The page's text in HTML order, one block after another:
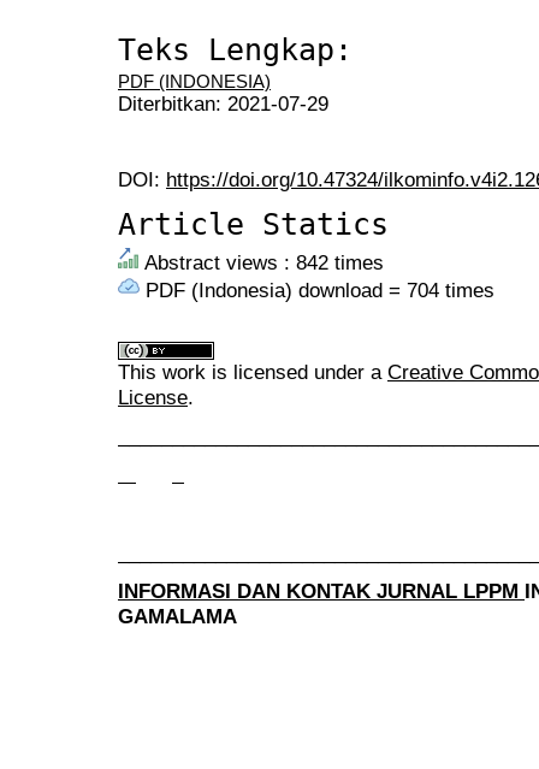
Teks Lengkap:
PDF (INDONESIA)
Diterbitkan: 2021-07-29
DOI: https://doi.org/10.47324/
Article Statics
Abstract views : 842 times
PDF (Indonesia) download = 704 times
This work is licensed under a Creative
License.
INFORMASI DAN KONTAK JURNAL LPPM
GAMALAMA